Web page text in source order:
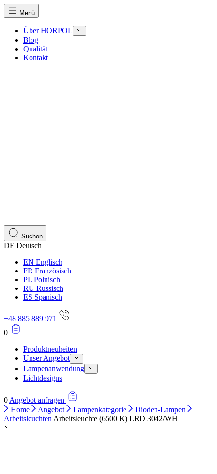
Menü
Über HORPOL
Blog
Qualität
Kontakt
Suchen
DE Deutsch
EN Englisch
FR Französisch
PL Polnisch
RU Russisch
ES Spanisch
+48 885 889 971
0
Produktneuheiten
Unser Angebot
Lampenanwendung
Lichtdesigns
0 Angebot anfragen
Home
Angebot Lampenkategorie
Dioden-Lampen
Arbeitsleuchten Arbeitsleuchte (6500 K) LRD 3042/WH